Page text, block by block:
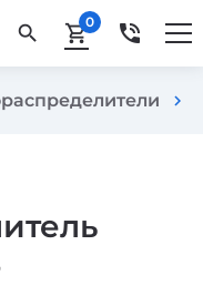
search shopping_cart0 phone_in_talk
chevron_right